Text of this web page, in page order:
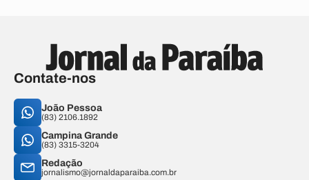
Contate-nos
João Pessoa
(83) 2106.1892
Campina Grande
(83) 3315-3204
Redação
jornalismo@jornaldaparaiba.com.br